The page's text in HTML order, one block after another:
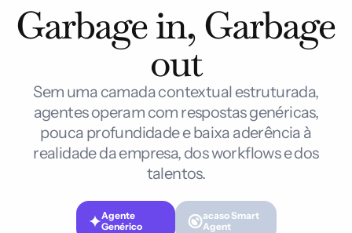
Garbage in, Garbage
out
Sem uma camada contextual estruturada,
agentes operam com respostas genéricas,
pouca profundidade e baixa aderência à
realidade da empresa, dos workflows e dos
talentos.
Agente
Genérico
acaso Smart
Agent